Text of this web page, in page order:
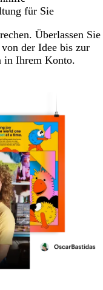
für Sie
Überlassen Sie
der Idee bis zur
in Ihrem Konto.